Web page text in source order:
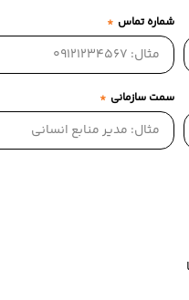
شماره تماس
سمت سازمانی